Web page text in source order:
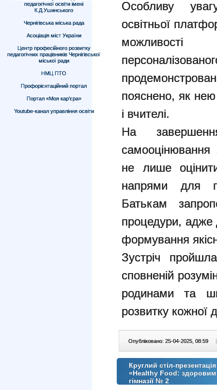
педагогічної освіти імені
К.Д.Ушинського
Чернігівська міська рада
Асоціація міст України
Центр професійного розвитку
педагогічних працівників Чернігівської
міської ради
НМЦ ПТО
Профорієнтаційний портал
Портал «Моя кар’єра»
Youtube-канал управління освіти
Особливу
освітньої
пояснено, як нею
і вчителі.
На
самооцінювання
не лише
напрями для
Батькам
процедури,
формування
Зустріч
сповненій
родинами та
розвитку кожної
Опубліковано: 25-04-2025, 08:59 |
Круглий стіл-
«Healthy Food: здоровим
гімназії № 2